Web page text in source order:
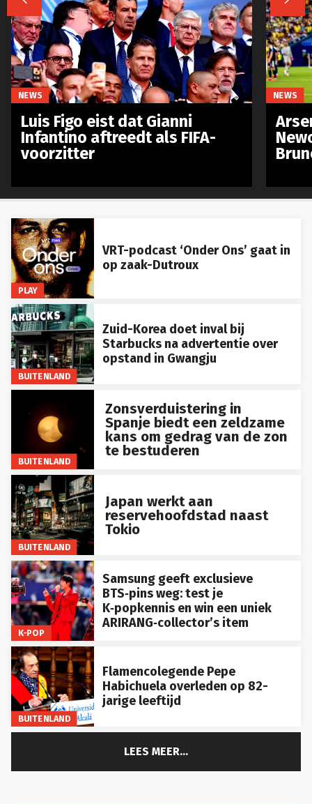
PLAY
VRT-podcast ‘Onder Ons’ gaat in
op zaak-Dutroux
BUITENLAND
Zuid-Korea doet inval bij
Starbucks na advertentie over
opstand in Gwangju
BUITENLAND
Zonsverduistering in
Spanje biedt een zeldzame
kans om gedrag van de zon
te bestuderen
BUITENLAND
Japan werkt aan
reservehoofdstad naast
Tokio
K-POP
Samsung geeft exclusieve
BTS‑pins weg: test je
K‑popkennis en win een uniek
ARIRANG‑collector’s item
BUITENLAND
Flamencolegende Pepe
Habichuela overleden op 82-
jarige leeftijd
NEWS
Luis Figo eist dat Gianni
Infantino aftreedt als FIFA-
voorzitter
NEWS
LEES MEER...